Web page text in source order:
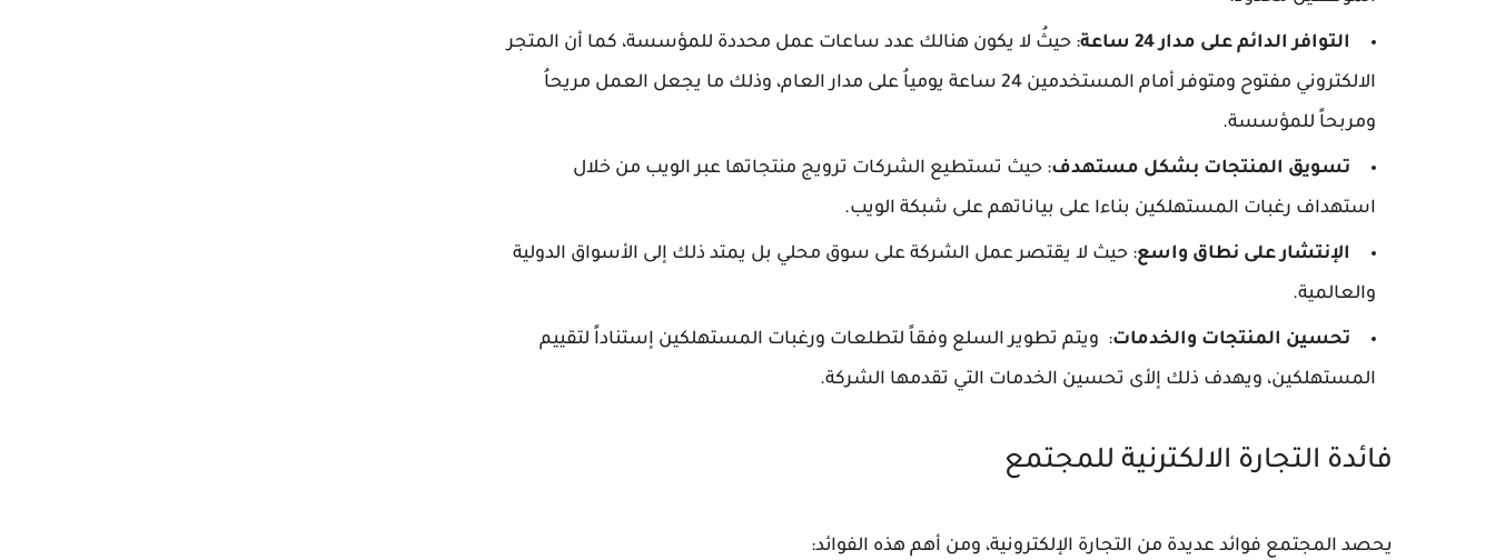
التوافر الدائم على مدار 24 ساعة
: حيثُ لا يكون هنالك عدد ساعات عمل محددة للمؤسسة، كما أن المتجر
الالكتروني مفتوح ومتوفر أمام المستخدمين 24 ساعة يومياُ على مدار العام، وذلك ما يجعل العمل مريحاُ
ومربحاً للمؤسسة.
تسويق المنتجات بشكل مستهدف: حيث تستطيع الشركات ترويج منتجاتها عبر الويب من خلال
استهداف رغبات المستهلكين بناءا على بياناتهم على شبكة الويب.
الإنتشار على نطاق واسع: حيث لا يقتصر عمل الشركة على سوق محلي بل يمتد ذلك إلى الأسواق الدولية
والعالمية.
تحسين المنتجات والخدمات: ويتم تطوير السلع وفقاً لتطلعات ورغبات المستهلكين إستناداً لتقييم
المستهلكين، ويهدف ذلك إلأى تحسين الخدمات التي تقدمها الشركة.
فائدة التجارة الالكترنية للمجتمع
يحصد المجتمع فوائد عديدة من التجارة الإلكترونية، ومن أهم هذه الفوائد: